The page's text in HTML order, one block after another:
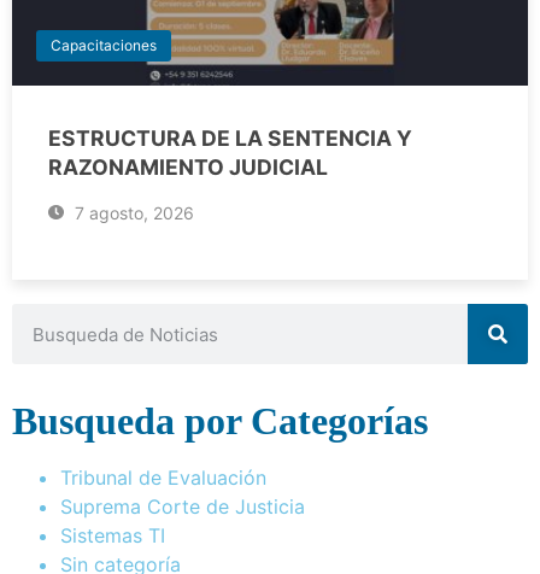
Capacitaciones
ESTRUCTURA DE LA SENTENCIA Y
RAZONAMIENTO JUDICIAL
7 agosto, 2026
Busqueda por Categorías
Tribunal de Evaluación
Suprema Corte de Justicia
Sistemas TI
Sin categoría